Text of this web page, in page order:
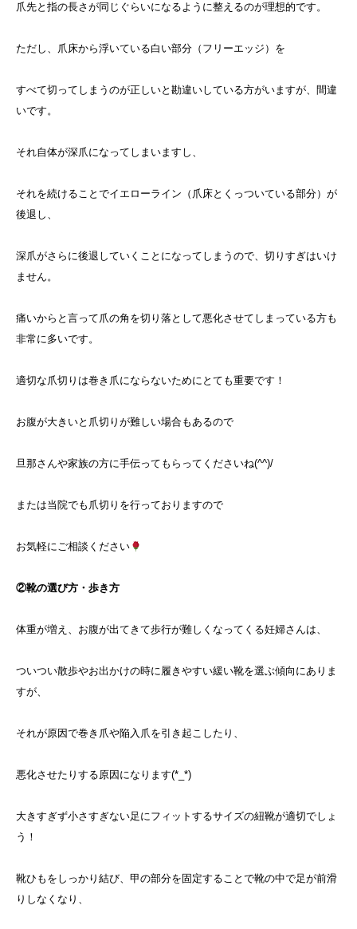
爪先と指の長さが同じぐらいになるように整えるのが理想的です。
ただし、爪床から浮いている白い部分（フリーエッジ）を
すべて切ってしまうのが正しいと勘違いしている方がいますが、間違
いです。
それ自体が深爪になってしまいますし、
それを続けることでイエローライン（爪床とくっついている部分）が
後退し、
深爪がさらに後退していくことになってしまうので、切りすぎはいけ
ません。
痛いからと言って爪の角を切り落として悪化させてしまっている方も
非常に多いです。
適切な爪切りは巻き爪にならないためにとても重要です！
お腹が大きいと爪切りが難しい場合もあるので
旦那さんや家族の方に手伝ってもらってくださいね(^^)/
または当院でも爪切りを行っておりますので
お気軽にご相談ください
②靴の選び方・歩き方
体重が増え、お腹が出てきて歩行が難しくなってくる妊婦さんは、
ついつい散歩やお出かけの時に履きやすい緩い靴を選ぶ傾向にありま
すが、
それが原因で巻き爪や陥入爪を引き起こしたり、
悪化させたりする原因になります(*_*)
大きすぎず小さすぎない足にフィットするサイズの紐靴が適切でしょ
う！
靴ひもをしっかり結び、甲の部分を固定することで靴の中で足が前滑
りしなくなり、